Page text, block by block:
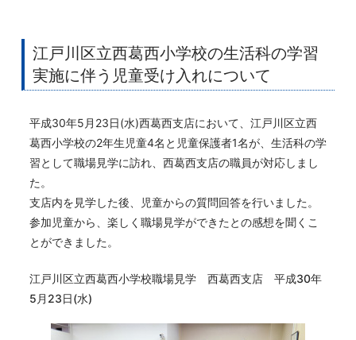
江戸川区立西葛西小学校の生活科の学習
実施に伴う児童受け入れについて
平成30年5月23日(水)西葛西支店において、江戸川区立西
葛西小学校の2年生児童4名と児童保護者1名が、生活科の学
習として職場見学に訪れ、西葛西支店の職員が対応しまし
た。
支店内を見学した後、児童からの質問回答を行いました。
参加児童から、楽しく職場見学ができたとの感想を聞くこ
とができました。
江戸川区立西葛西小学校職場見学 西葛西支店 平成30年
5月23日(水)